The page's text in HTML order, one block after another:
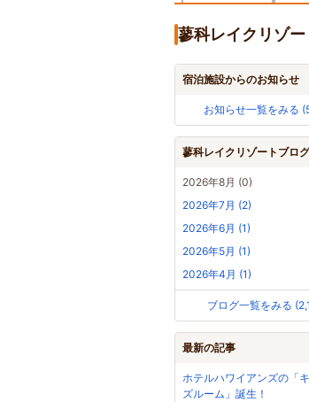
蓼科レイクリゾ
宿泊施設からのお知らせ
お知らせ一覧をみる
蓼科レイクリゾートブログ
2026年8月 (0)
2026年7月 (2)
2026年6月 (1)
2026年5月 (1)
2026年4月 (1)
ブログ一覧をみる
最新の記事
ホテルハワイアンズの「
ズルーム」誕生！